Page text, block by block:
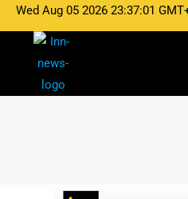
Wed Aug 05 2026 23:37:01